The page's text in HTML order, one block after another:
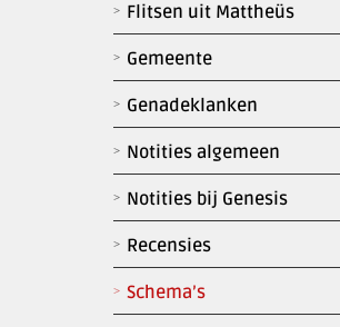
Flitsen uit Mattheüs
Gemeente
Genadeklanken
Notities algemeen
Notities bij Genesis
Recensies
Schema’s